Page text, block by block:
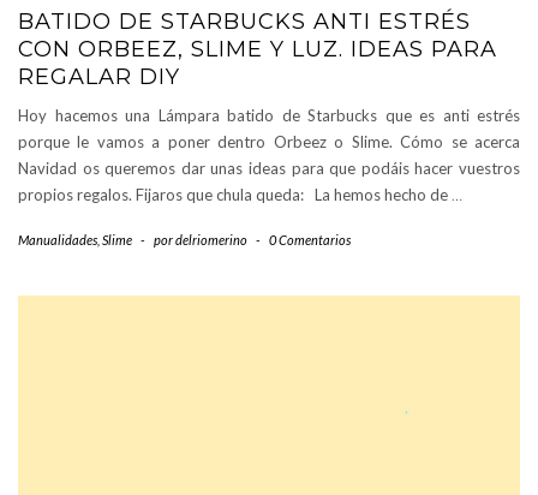
BATIDO DE STARBUCKS ANTI ESTRÉS
CON ORBEEZ, SLIME Y LUZ. IDEAS PARA
REGALAR DIY
Hoy hacemos una Lámpara batido de Starbucks que es anti estrés
porque le vamos a poner dentro Orbeez o Slime. Cómo se acerca
Navidad os queremos dar unas ideas para que podáis hacer vuestros
propios regalos. Fijaros que chula queda: La hemos hecho de …
Manualidades Slime - pordelriomerino - 0 Comentarios